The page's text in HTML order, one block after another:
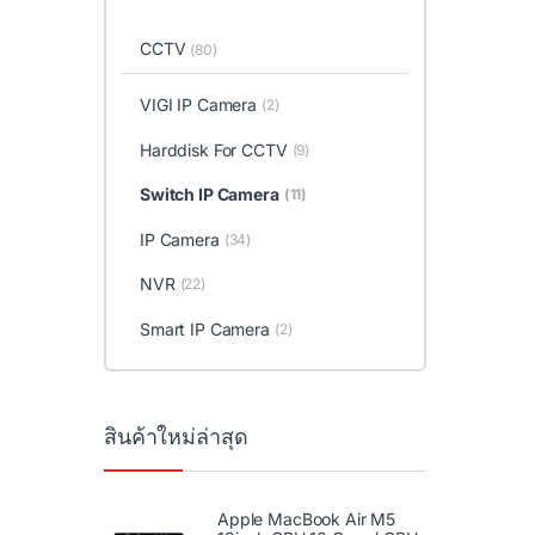
CCTV (80)
VIGI IP Camera (2)
Harddisk For CCTV (9)
Switch IP Camera (11)
IP Camera (34)
NVR (22)
Smart IP Camera (2)
สินค้าใหม่ล่าสุด
Apple MacBook Air M5